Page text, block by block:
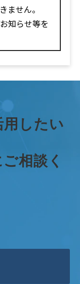
ません。
知らせ等を
したい
相談く